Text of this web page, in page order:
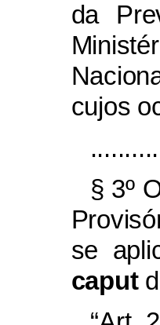
da
cujos
§ 3º
se
caput